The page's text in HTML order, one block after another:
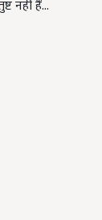
नहीं हैं…